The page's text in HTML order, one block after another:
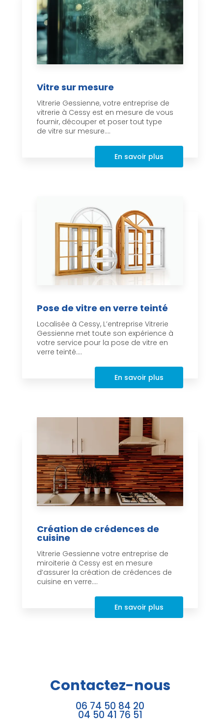
Vitre sur mesure
Vitrerie Gessienne, votre entreprise de
vitrerie à Cessy est en mesure de vous
fournir, découper et poser tout type
de vitre sur mesure....
En savoir plus
Pose de vitre en verre teinté
Localisée à Cessy, L’entreprise Vitrerie
Gessienne met toute son expérience à
votre service pour la pose de vitre en
verre teinté....
En savoir plus
Création de crédences de
cuisine
Vitrerie Gessienne votre entreprise de
miroiterie à Cessy est en mesure
d’assurer la création de crédences de
cuisine en verre....
En savoir plus
Contactez-nous
06 74 50 84 20
04 50 41 76 51